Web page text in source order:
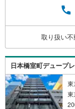
取り扱い
日本橋室町デュープ
東
東